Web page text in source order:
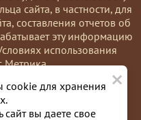
×
cookie для хранения
вы даете свое
сайта, в частности, для
составления отчетов об
эту информацию
использования
Метрика.
cookies, выбрав
Также вы можете
—